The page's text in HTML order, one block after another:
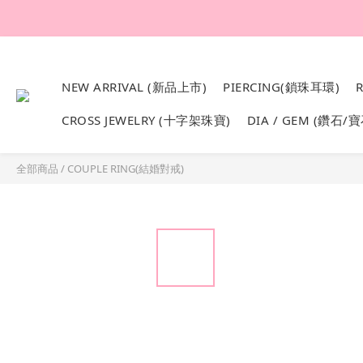
NEW ARRIVAL (新品上市) PIERCING(鎖珠耳環)
CROSS JEWELRY (十字架珠寶) DIA / GEM (鑽石/
全部商品 / COUPLE RING(結婚對戒)